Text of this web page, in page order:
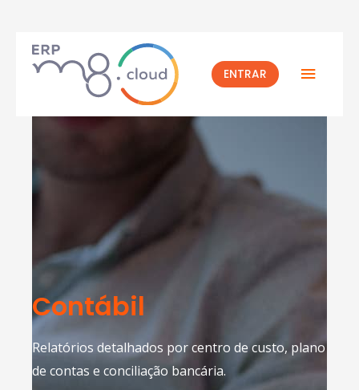
ENTRAR
Contábil
Relatórios detalhados por centro de custo, plano
de contas e conciliação bancária.